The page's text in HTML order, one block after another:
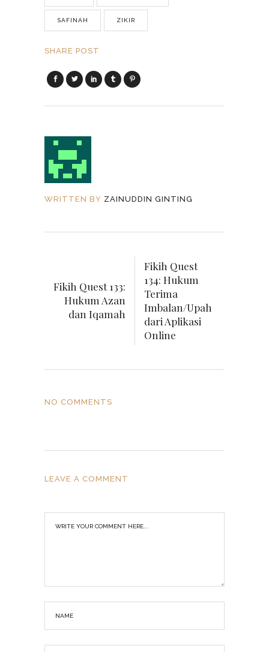
SAFINAH ZIKIR
SHARE POST
WRITTEN BY ZAINUDDIN GINTING
Fikih Quest 133:
Hukum Azan
dan Iqamah
Fikih Quest
134: Hukum
Terima
Imbalan/Upah
dari Aplikasi
Online
NO COMMENTS
LEAVE A COMMENT